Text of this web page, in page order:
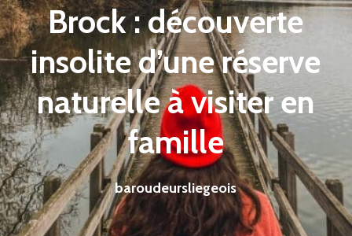
Brock : découverte
insolite d’une réserve
naturelle à visiter en
famille
baroudeursliegeois